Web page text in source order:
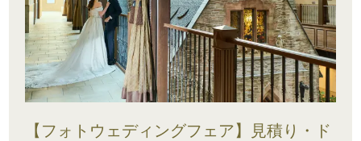
【フォトウェディングフェア】見積り・ド